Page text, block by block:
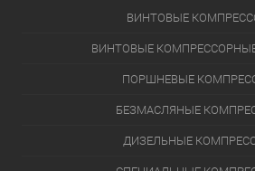
ВИНТОВЫЕ
ВИНТОВЫЕ
ПОРШНЕВЫЕ
БЕЗМАСЛЯНЫЕ
ДИЗЕЛЬНЫЕ